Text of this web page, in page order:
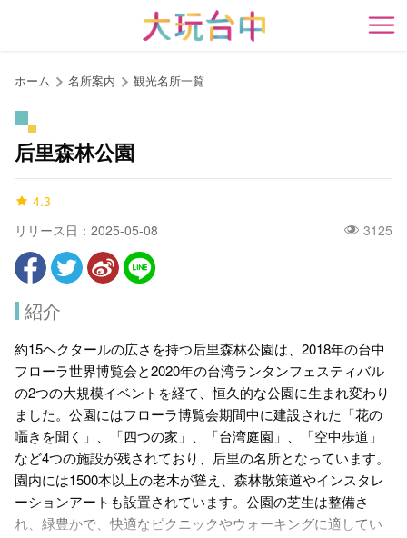
開
ホーム 名所案内 観光名所一覧
后里森林公園
4.3
リリース日：2025-05-08
3125
紹介
約15ヘクタールの広さを持つ后里森林公園は、2018年の台中
フローラ世界博覧会と2020年の台湾ランタンフェスティバル
の2つの大規模イベントを経て、恒久的な公園に生まれ変わり
ました。公園にはフローラ博覧会期間中に建設された「花の
囁きを聞く」、「四つの家」、「台湾庭園」、「空中歩道」
など4つの施設が残されており、后里の名所となっています。
園内には1500本以上の老木が聳え、森林散策道やインスタレ
ーションアートも設置されています。公園の芝生は整備さ
れ、緑豊かで、快適なピクニックやウォーキングに適してい